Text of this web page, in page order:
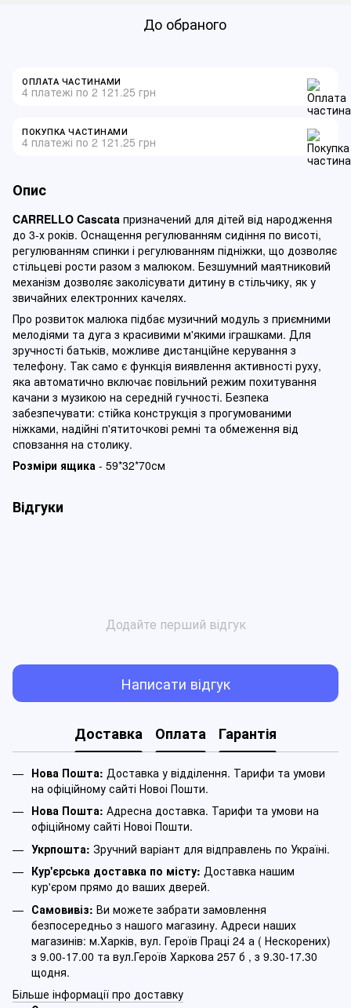
До обраного
ОПЛАТА ЧАСТИНАМИ
4 платежі по 2 121.25 грн
ПОКУПКА ЧАСТИНАМИ
4 платежі по 2 121.25 грн
Опис
CARRELLO Cascata призначений для дітей від народження
до 3-х років. Оснащення регулюванням сидіння по висоті,
регулюванням спинки і регулюванням підніжки, що дозволяє
стільцеві рости разом з малюком. Безшумний маятниковий
механізм дозволяє заколісувати дитину в стільчику, як у
звичайних електронних качелях.
Про розвиток малюка підбає музичний модуль з приємними
мелодіями та дуга з красивими м'якими іграшками. Для
зручності батьків, можливе дистанційне керування з
телефону. Так само є функція виявлення активності руху,
яка автоматично включає повільний режим похитування
качани з музикою на середній гучності. Безпека
забезпечувати: стійка конструкція з прогумованими
ніжками, надійні п'ятиточкові ремні та обмеження від
сповзання на столику.
Розміри ящика - 59*32*70см
Відгуки
Додайте перший відгук
Написати відгук
Доставка Оплата Гарантія
Нова Пошта: Доставка у відділення. Тарифи та умови
на офіційному сайті Новоі Пошти.
Нова Пошта: Адресна доставка. Тарифи та умови на
офіційному сайті Новоі Пошти.
Укрпошта: Зручний варіант для відправлень по Україні.
Кур'єрська доставка по місту: Доставка нашим
кур'єром прямо до ваших дверей.
Самовивіз: Ви можете забрати замовлення
безпосередньо з нашого магазину. Адреси наших
магазинів: м.Харків, вул. Героїв Праці 24 а ( Нескорених)
з 9.00-17.00 та вул.Героїв Харкова 257 б , з 9.30-17.30
щодня.
Більше інформації про доставку